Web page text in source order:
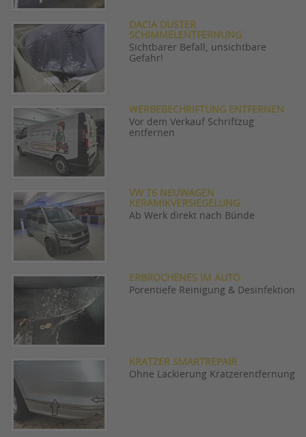
DACIA DUSTER
SCHIMMELENTFERNUNG
Sichtbarer Befall, unsichtbare
Gefahr!
WERBEBECHRIFTUNG ENTFERNEN
Vor dem Verkauf Schriftzug
entfernen
VW T6 NEUWAGEN
KERAMIKVERSIEGELUNG
Ab Werk direkt nach Bünde
ERBROCHENES IM AUTO
Porentiefe Reinigung & Desinfektion
KRATZER SMARTREPAIR
Ohne Lackierung Kratzerentfernung